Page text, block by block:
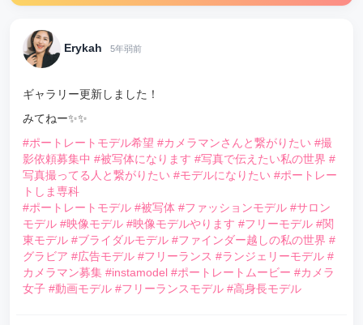
Erykah 5年弱前
ギャラリー更新しました！
みてねー✨✨
#ポートレートモデル希望 #カメラマンさんと繋がりたい #撮
影依頼募集中 #被写体になります #写真で伝えたい私の世界 #
写真撮ってる人と繋がりたい #モデルになりたい #ポートレー
トしま専科
#ポートレートモデル #被写体 #ファッションモデル #サロン
モデル #映像モデル #映像モデルやります #フリーモデル #関
東モデル #ブライダルモデル #ファインダー越しの私の世界 #
グラビア #広告モデル #フリーランス #ランジェリーモデル #
カメラマン募集 #instamodel #ポートレートムービー #カメラ
女子 #動画モデル #フリーランスモデル #高身長モデル